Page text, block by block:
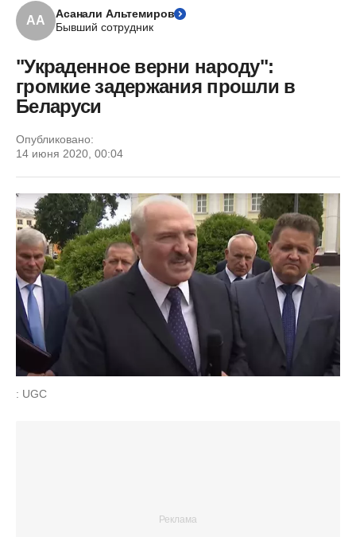
АА
Асанали Альтемиров
Бывший сотрудник
"Украденное верни народу":
громкие задержания прошли в
Беларуси
Опубликовано:
14 июня 2020, 00:04
: UGC